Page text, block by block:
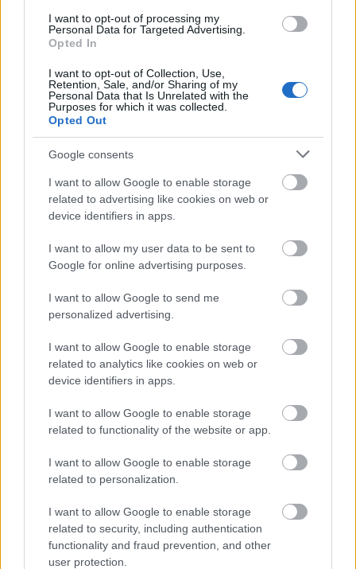
I want to opt-out of processing my
Personal Data for Targeted Advertising.
Opted In
I want to opt-out of Collection, Use,
Retention, Sale, and/or Sharing of my
Personal Data that Is Unrelated with the
Purposes for which it was collected.
Opted Out
Google consents
I want to allow Google to enable storage
related to advertising like cookies on web or
device identifiers in apps.
I want to allow my user data to be sent to
Google for online advertising purposes.
I want to allow Google to send me
personalized advertising.
I want to allow Google to enable storage
related to analytics like cookies on web or
device identifiers in apps.
I want to allow Google to enable storage
related to functionality of the website or app.
I want to allow Google to enable storage
related to personalization.
I want to allow Google to enable storage
related to security, including authentication
functionality and fraud prevention, and other
user protection.
Ο σκηνοθέτης επισήμανε πάνω στη φωτογραφία
με την ανάρτηση τηςΡούλας Πισπιρίγκου
εταιρεία παραγωγής του, αφήνοντας έτσι ανοιχτό
το ενδεχόμενο να δούμε στη μικρή οθόνη την
υπόθεση της Πάτρας, σκηνοθετημένη από τον ίδιο.